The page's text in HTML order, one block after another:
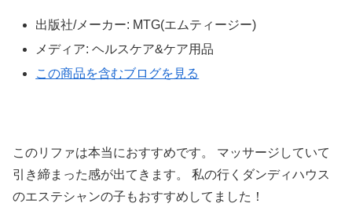
出版社/メーカー: MTG(エムティージー)
メディア: ヘルスケア&ケア用品
この商品を含むブログを見る
このリファは本当におすすめです。 マッサージしていて
引き締まった感が出てきます。 私の行くダンディハウス
のエステシャンの子もおすすめしてました！